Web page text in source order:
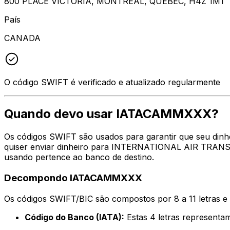
País
CANADA
O código SWIFT é verificado e atualizado regularmente
Quando devo usar IATACAMMXXX?
Os códigos SWIFT são usados para garantir que seu
quiser enviar dinheiro para INTERNATIONAL AIR
usando pertence ao banco de destino.
Decompondo IATACAMMXXX
Os códigos SWIFT/BIC são compostos por 8 a 11 letras
Código do Banco (IATA): Estas 4 letras